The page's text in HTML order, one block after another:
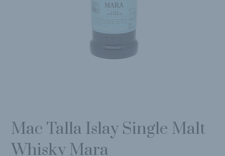
Mac Talla Islay Single Malt
Whisky Mara